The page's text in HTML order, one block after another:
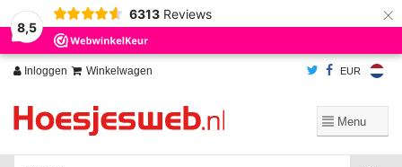
8,5
6313 Reviews ×
Inloggen Winkelwagen EUR
Wij slaan cookies op om onze website te verbeteren. Is dat akkoord?
Ja
Nee